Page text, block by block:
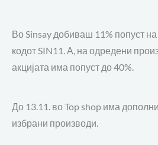
Во Sinsay добиваш 11% попуст
кодот SIN11. А, на одредени
акцијата има попуст до 40%.
До 13.11. во Top shop има
избрани производи.